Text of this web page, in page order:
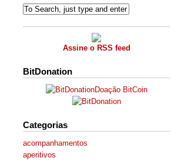
Assine o RSS feed
BitDonation
Doação BitCoin
Categorias
acompanhamentos
aperitivos